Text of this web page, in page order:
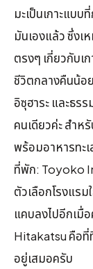
มะเป็นเกาะแบบ
มันเองแล้ว ซึ่งเ
ตรงๆ เกี่ยวกับเ
ชีวิตกลางคืนน้อ
อิซุฮาระ และธ
คนเดียวค่ะ สำ
พร้อมอาหารทะเ
ที่พัก: Toyoko
ตัวเลือกโรงแร
แคบลงไปอีกเมื่
Hitakatsu คือที่
อยู่เสมอครับ